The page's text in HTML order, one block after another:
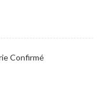
Confirmé